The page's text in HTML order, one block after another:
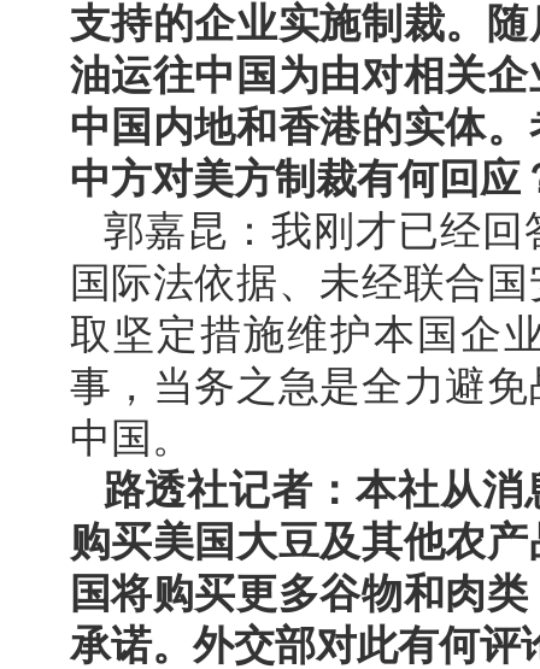
支持的企业实施制裁。
油运往中国为由对相关
中国内地和香港的实体
中方对美方制裁有何回
郭嘉昆：我刚才已经
国际法依据、未经联合
取坚定措施维护本国企
事，当务之急是全力避
中国。
路透社记者：本社从
购买美国大豆及其他农
国将购买更多谷物和肉
承诺。外交部对此有何评